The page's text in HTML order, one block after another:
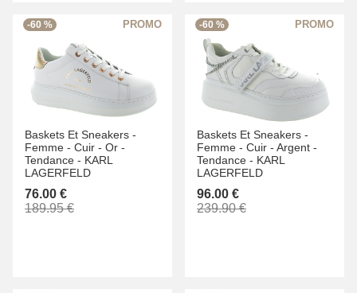
-60 %
Baskets Et Sneakers -
Femme - Cuir - Or -
Tendance - KARL
LAGERFELD
76.00 €
189.95 €
-60 %
Baskets Et Sneakers -
Femme - Cuir - Argent -
Tendance - KARL
LAGERFELD
96.00 €
239.90 €